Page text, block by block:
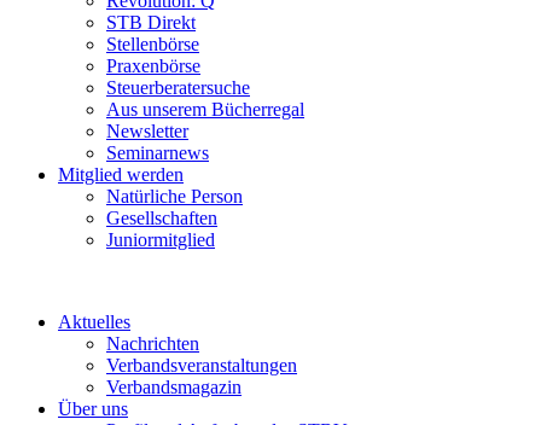
STB Direkt
Stellenbörse
Praxenbörse
Steuerberatersuche
Aus unserem Bücherregal
Newsletter
Seminarnews
Mitglied werden
Natürliche Person
Gesellschaften
Juniormitglied
Aktuelles
Nachrichten
Verbandsveranstaltungen
Verbandsmagazin
Über uns